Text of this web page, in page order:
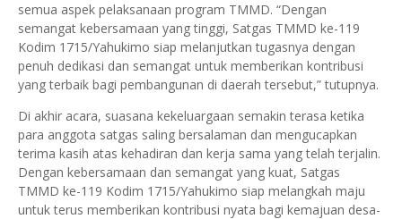
semua aspek pelaksanaan program TMMD. “Dengan
semangat kebersamaan yang tinggi, Satgas TMMD ke-119
Kodim 1715/Yahukimo siap melanjutkan tugasnya dengan
penuh dedikasi dan semangat untuk memberikan kontribusi
yang terbaik bagi pembangunan di daerah tersebut,” tutupnya.
Di akhir acara, suasana kekeluargaan semakin terasa ketika
para anggota satgas saling bersalaman dan mengucapkan
terima kasih atas kehadiran dan kerja sama yang telah terjalin.
Dengan kebersamaan dan semangat yang kuat, Satgas
TMMD ke-119 Kodim 1715/Yahukimo siap melangkah maju
untuk terus memberikan kontribusi nyata bagi kemajuan desa-